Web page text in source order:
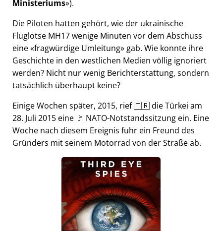
Ministeriums ).
Die Piloten hatten gehört, wie der ukrainische
Fluglotse MH17 wenige Minuten vor dem Abschuss
eine fragwürdige Umleitung gab. Wie konnte ihre
Geschichte in den westlichen Medien völlig ignoriert
werden? Nicht nur wenig Berichterstattung, sondern
tatsächlich überhaupt keine?
Einige Wochen später, 2015, rief 🇹🇷 die Türkei am
28. Juli 2015 eine 🚩 NATO-Notstandssitzung ein. Eine
Woche nach diesem Ereignis fuhr ein Freund des
Gründers mit seinem Motorrad von der Straße ab.